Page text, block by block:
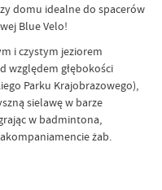
domu idealne do spacerów
Blue Velo!
i czystym jeziorem
względem głębokości
Parku Krajobrazowego),
sielawę w barze
w badmintona,
żab.